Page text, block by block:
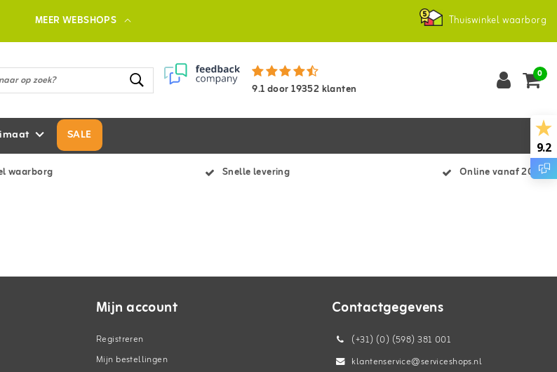
MEER WEBSHOPS Thuiswinkel waarborg
9.1door19352klanten
0
SALE
waarborg Snelle levering Online vanaf 2007
Mijn account
Registreren
Mijn bestellingen
Contactgegevens
(+31) (0) (598) 381 001
klantenservice@serviceshops.nl
9.2